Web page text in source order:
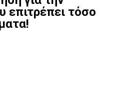
επιτρέπει τόσο